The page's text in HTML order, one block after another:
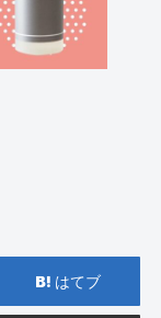
はてブ